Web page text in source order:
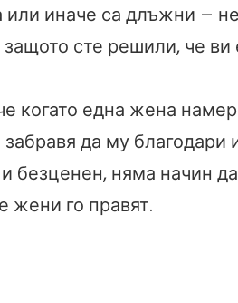
иначе са длъжни –
сте решили, че
когато една жена
забравя да му
безценен, няма начин
жени го правят.